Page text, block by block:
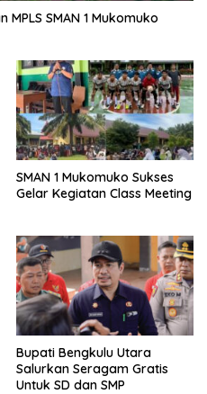
SMAN 1 Mukomuko
SMAN 1 Mukomuko Sukses
Gelar Kegiatan Class Meeting
Bupati Bengkulu Utara
Salurkan Seragam Gratis
Untuk SD dan SMP